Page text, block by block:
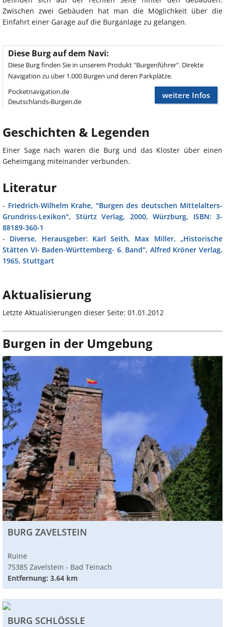
Zwischen zwei Gebäuden hat man die Möglichkeit über die
Einfahrt einer Garage auf die Burganlage zu gelangen.
Diese Burg auf dem Navi:
Diese Burg finden Sie in unserem Produkt "Burgenführer". Direkte
Navigation zu über 1.000 Burgen und deren Parkplätze.
Pocketnavigation.de
Deutschlands-Burgen.de
weitere Infos
Geschichten & Legenden
Einer Sage nach waren die Burg und das Kloster über einen
Geheimgang miteinander verbunden.
Literatur
- Friedrich-Wilhelm Krahe, "Burgen des deutschen Mittelalters-
Grundriss-Lexikon", Stürtz Verlag, 2000, Würzburg, ISBN: 3-
88189-360-1
- Diverse, Herausgeber: Karl Seith, Max Miller, „Historische
Stätten VI- Baden-Württemberg- 6. Band“, Alfred Kröner Verlag,
1965, Stuttgart
Aktualisierung
Letzte Aktualisierungen dieser Seite: 01.01.2012
Burgen in der Umgebung
BURG ZAVELSTEIN
Ruine
75385 Zavelstein - Bad Teinach
Entfernung: 3.64 km
BURG SCHLÖSSLE